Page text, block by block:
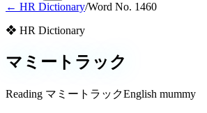
← HR Dictionary/Word No. 1460
❖ HR Dictionary
マミートラック
Reading マミートラックEnglish mummy